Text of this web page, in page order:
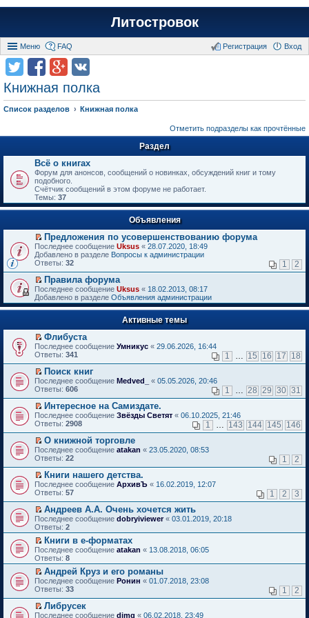
Литостровок
Меню FAQ Вход
Регистрация
Книжная полка
Список разделов Книжная полка
Отметить подразделы как прочтённые
Раздел
Всё о книгах
Форум для анонсов, сообщений о новинках, обсуждений книг и тому
подобного.
Счётчик сообщений в этом форуме не работает.
Темы: 37
Объявления
П
е
р
й
т
и
к
п
в
о
м
у
н
е
п
р
о
ч
и
т
а
н
н
о
м
у
с
о
о
б
щ
е
н
и
ю
Предложения по усовершенствованию форума
Последнее сообщение Uksus « 28.07.2020, 18:49
Добавлено в разделе Вопросы к администрации
Ответы: 32 1 2
П
е
р
е
т
и
к
п
р
в
о
м
у
н
е
п
р
о
ч
и
т
а
н
н
о
м
у
с
о
о
б
щ
е
н
и
ю
Правила форума
Последнее сообщение Uksus « 18.02.2013, 08:17
Добавлено в разделе Объявления администрации
Активные темы
П
е
е
й
т
и
к
п
е
р
в
о
м
у
н
е
п
р
о
ч
и
т
а
н
н
о
м
у
с
о
о
б
Флибуста
Последнее сообщение Умникус « 29.06.2026, 16:44
Ответы: 341 1 … 15 16 17 18
П
е
е
й
т
и
к
п
е
р
в
о
м
у
н
е
п
р
о
ч
и
т
а
н
н
о
м
у
Поиск книг
Последнее сообщение Medved_ « 05.05.2026, 20:46
Ответы: 606 1 … 28 29 30 31
П
е
е
й
т
и
к
п
е
р
в
о
м
у
н
е
п
р
о
ч
и
а
н
Интересное на Самиздате.
Последнее сообщение Звёзды Светят « 06.10.2025, 21:46
Ответы: 2908 1 … 143 144 145 146
П
е
е
й
т
и
к
п
е
р
в
о
м
у
н
е
п
р
о
ч
О книжной торговле
Последнее сообщение atakan « 23.05.2020, 08:53
Ответы: 22 1 2
П
е
е
й
т
и
п
е
р
в
о
м
у
н
е
Книги нашего детства.
Последнее сообщение АрхивЪ « 16.02.2019, 12:07
Ответы: 57 1 2 3
П
е
р
е
й
т
и
к
п
е
р
в
о
Андреев А.А. Очень хочется жить
Последнее сообщение dobryiviewer« 03.01.2019, 20:18
Ответы: 2
П
е
р
е
й
т
и
к
п
Книги в е-форматах
Последнее сообщение atakan « 13.08.2018, 06:05
Ответы: 8
П
е
е
й
Андрей Круз и его романы
Последнее сообщение Ронин « 01.07.2018, 23:08
Ответы: 33 1 2
П
Либрусек
Последнее сообщение dimg « 06.02.2018, 23:49